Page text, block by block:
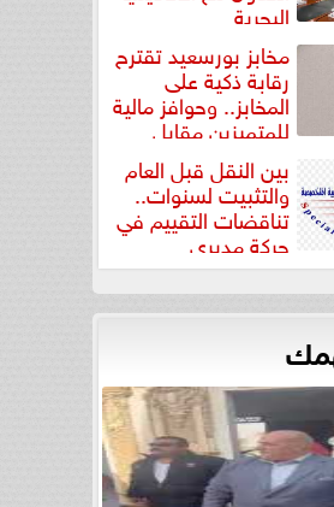
البحرية
مخابز بورسعيد تقترح
رقابة ذكية على
المخابز.. وحوافز مالية
للمتميزين مقابل
بين النقل قبل العام
والتثبيت لسنوات..
تناقضات التقييم في
حركة مديري